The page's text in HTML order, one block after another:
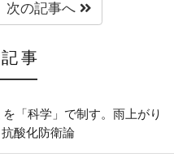
次の記事へ
事
を「科学」で制す。雨上がり
酸化防衛論